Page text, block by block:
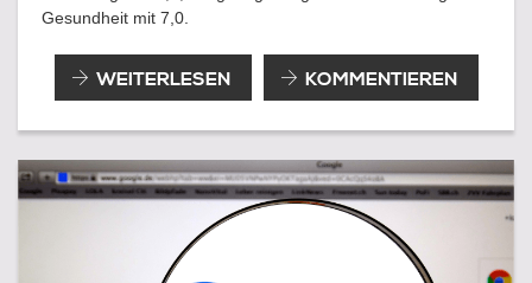
Gesundheit mit 7,0.
GOOGLE
UPDATES
UND
IM
1.
WEITERLESEN KOMMENTIEREN